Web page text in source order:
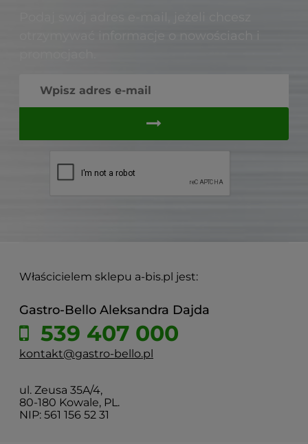
otrzymywać informacje o nowościach i
Właścicielem sklepu a-bis.pl jest:
Gastro-Bello Aleksandra Dajda
539 407 000
kontakt@gastro-bello.pl
ul. Zeusa 35A/4,
80-180 Kowale, PL.
NIP: 561 156 52 31